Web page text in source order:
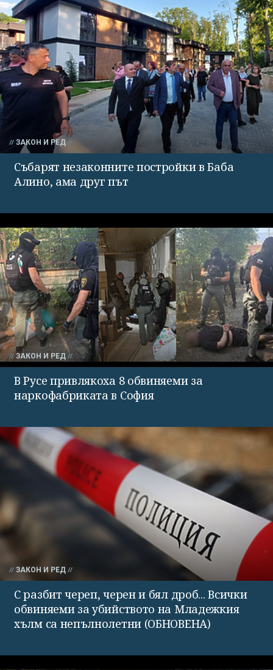
ЗАКОН И РЕД
Събарят незаконните постройки в Баба
Алино, ама друг път
ЗАКОН И РЕД
В Русе привлякоха 8 обвиняеми за
наркофабриката в София
ЗАКОН И РЕД
С разбит череп, черен и бял дроб... Всички
обвиняеми за убийството на Младежкия
хълм са непълнолетни (ОБНОВЕНА)